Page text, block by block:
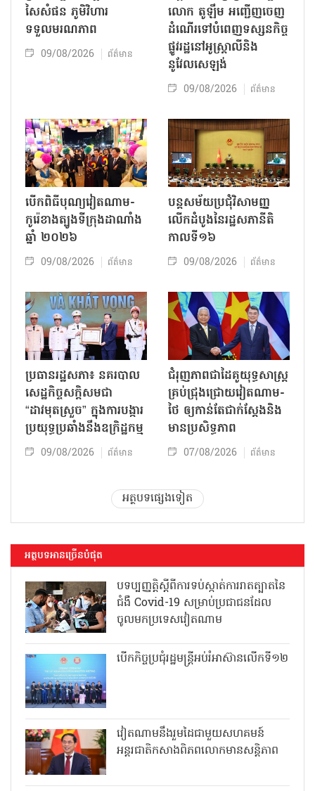
សៃសំផន ភូមិវិហារ
ទទួលមរណភាព
09/08/2026 ព័ត៌មាន
លោក តូឡឹម អញ្ជើញចេញ
ដំណើរទៅបំពេញទស្សនកិច្ច
ផ្លូវរដ្ឋនៅអូស្ត្រាលីនិង
នូវែលសេឡង់
09/08/2026 ព័ត៌មាន
បើកពិធីបុណ្យវៀតណាម-
កូរ៉េខាងត្បូងទីក្រុងដាណាំង
ឆ្នាំ ២០២៦
09/08/2026 ព័ត៌មាន
បន្តសម័យប្រជុំវិសាមញ្ញ
លើកដំបូងនៃរដ្ឋសភានីតិ
កាលទី១៦
09/08/2026 ព័ត៌មាន
ប្រធានរដ្ឋសភា៖ នគរបាល
សេដ្ឋកិច្ចសក្តិសមជា
“ដាវមុតស្រួច” ក្នុងការបង្ការ
ប្រយុទ្ធប្រឆាំងនឹងឧក្រិដ្ឋកម្ម
09/08/2026 ព័ត៌មាន
ជំរុញភាពជាដៃគូយុទ្ធសាស្ត្រ
គ្រប់ជ្រុងជ្រោយវៀតណាម-
ថៃ ឲ្យកាន់តែជាក់ស្ដែងនិង
មានប្រសិទ្ធភាព
07/08/2026 ព័ត៌មាន
អត្ថបទផ្សេងទៀត
អត្ថបទអានច្រើនបំផុត
បទប្បញ្ញត្តិស្តីពីការទប់ស្កាត់ការរាតត្បាតនៃ
ជំងឺ Covid-19 សម្រាប់ប្រជាជនដែល
ចូលមកប្រទេសវៀតណាម
បើកកិច្ចប្រជុំរដ្ឋមន្ត្រីអប់រំអាស៊ានលើកទី១២
វៀតណាមនឹងរួមដៃជាមួយសហគមន៍
អន្តរជាតិកសាងពិភពលោកមានសន្តិភាព